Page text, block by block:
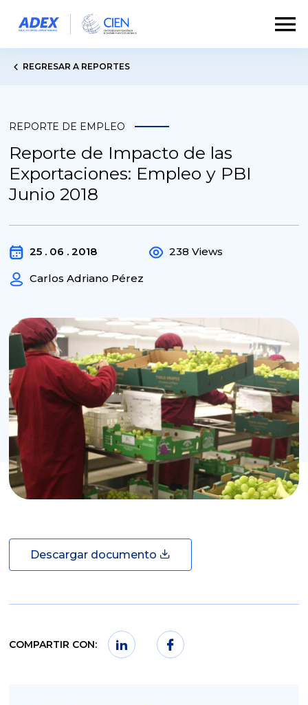
REGRESAR A REPORTES
REPORTE DE EMPLEO
Reporte de Impacto de las
Exportaciones: Empleo y PBI
Junio 2018
25 . 06 . 2018
Carlos Adriano Pérez
238 Views
Descargar documento
COMPARTIR CON: